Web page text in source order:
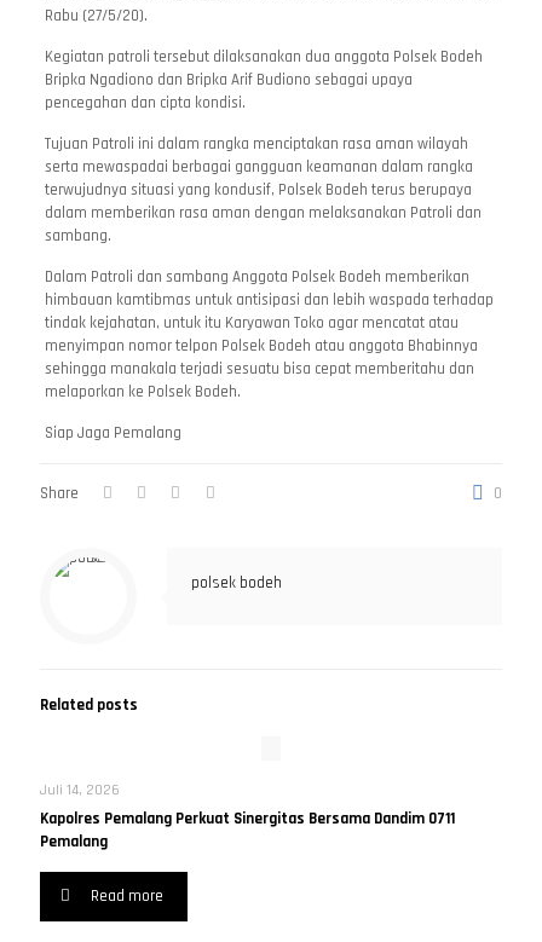
Rabu (27/5/20).
Kegiatan patroli tersebut dilaksanakan dua anggota Polsek Bodeh
Bripka Ngadiono dan Bripka Arif Budiono sebagai upaya
pencegahan dan cipta kondisi.
Tujuan Patroli ini dalam rangka menciptakan rasa aman wilayah
serta mewaspadai berbagai gangguan keamanan dalam rangka
terwujudnya situasi yang kondusif, Polsek Bodeh terus berupaya
dalam memberikan rasa aman dengan melaksanakan Patroli dan
sambang.
Dalam Patroli dan sambang Anggota Polsek Bodeh memberikan
himbauan kamtibmas untuk antisipasi dan lebih waspada terhadap
tindak kejahatan, untuk itu Karyawan Toko agar mencatat atau
menyimpan nomor telpon Polsek Bodeh atau anggota Bhabinnya
sehingga manakala terjadi sesuatu bisa cepat memberitahu dan
melaporkan ke Polsek Bodeh.
Siap Jaga Pemalang
Share 0
polsek bodeh
Related posts
Juli 14, 2026
Kapolres Pemalang Perkuat Sinergitas Bersama Dandim 0711
Pemalang
Read more